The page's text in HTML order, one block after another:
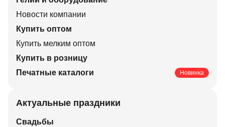
Новости компании
Купить оптом
Купить мелким оптом
Купить в розницу
Печатные каталоги
Новинка
Актуальные праздники
Свадьбы